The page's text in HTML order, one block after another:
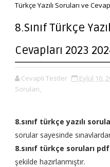
Türkçe Yazılı Soruları ve
8.Sınıf Türkçe
Cevapları 2023
Cevaplı Testler Eylül 16,
Soruları,
8.sınıf türkçe yazılı
sorular sayesinde
8.sınıf türkçe soruları pdf
şekilde hazırlanmıştır.